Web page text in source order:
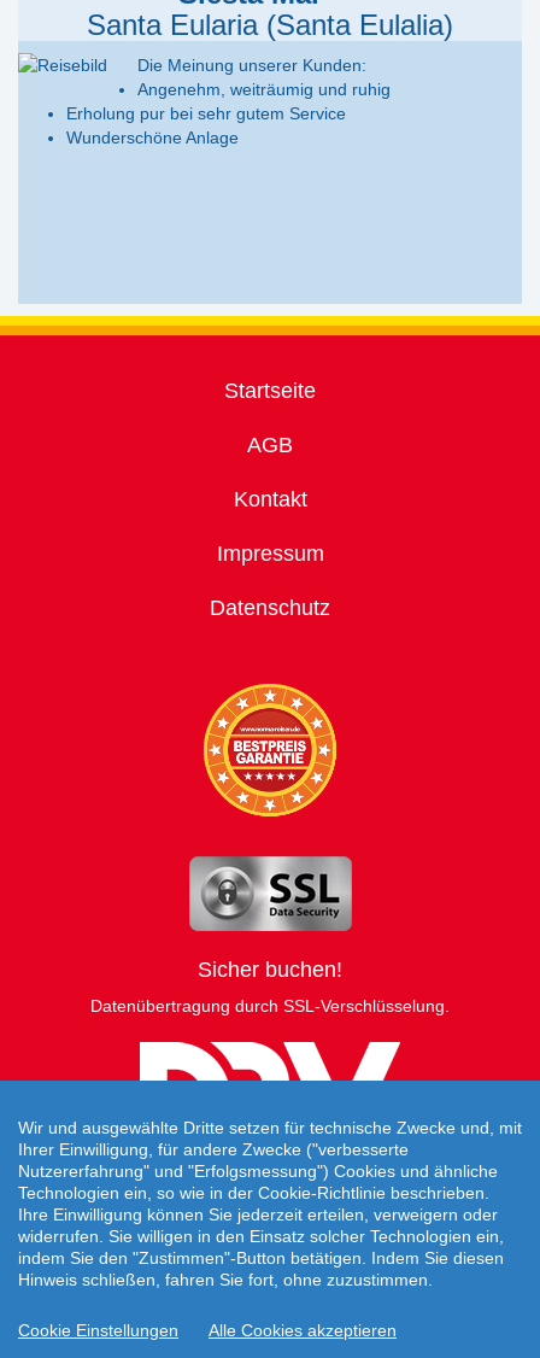
Santa Eularia (Santa Eulalia)
Die Meinung unserer Kunden:
Angenehm, weiträumig und ruhig
Erholung pur bei sehr gutem Service
Wunderschöne Anlage
Startseite
AGB
Kontakt
Impressum
Datenschutz
Sicher buchen!
Datenübertragung durch SSL-Verschlüsselung.
Travelcheck © 2026
Wir und ausgewählte Dritte setzen für technische Zwecke und, mit
Ihrer Einwilligung, für andere Zwecke ("verbesserte
Nutzererfahrung" und "Erfolgsmessung") Cookies und ähnliche
Technologien ein, so wie in der Cookie-Richtlinie beschrieben.
Ihre Einwilligung können Sie jederzeit erteilen, verweigern oder
widerrufen. Sie willigen in den Einsatz solcher Technologien ein,
indem Sie den "Zustimmen"-Button betätigen. Indem Sie diesen
Hinweis schließen, fahren Sie fort, ohne zuzustimmen.
Cookie Einstellungen Alle Cookies akzeptieren